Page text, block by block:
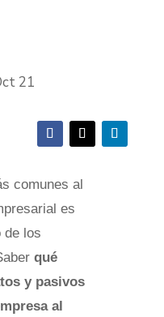
21
comunes al
es
de los
qué
y pasivos
al